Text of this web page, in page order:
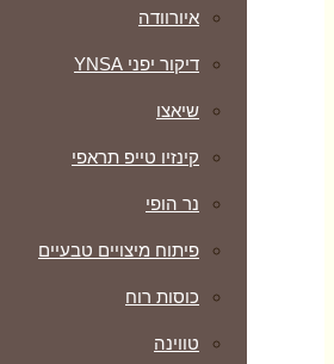
איורוודה
דיקור יפני YNSA
שיאצו
קינזיו טייפ תראפי
נר הופי
פיתוח מיצויים טבעיים
כוסות רוח
טווינה